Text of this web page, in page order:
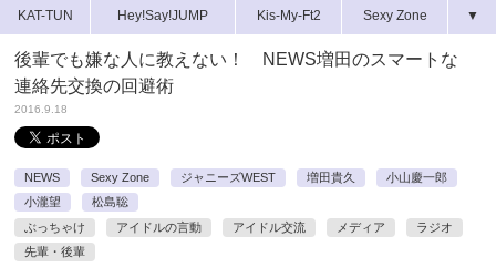
KAT-TUN Hey!Say!JUMP Kis-My-Ft2 Sexy Zone ▼
後輩でも嫌な人に教えない！ NEWS増田のスマートな
連絡先交換の回避術
2016.9.18
NEWS Sexy Zone ジャニーズWEST 増田貴久
小山慶一郎
小瀧望
松島聡
ぶっちゃけ
アイドルの言動 アイドル交流 メディア
ラジオ
先輩・後輩